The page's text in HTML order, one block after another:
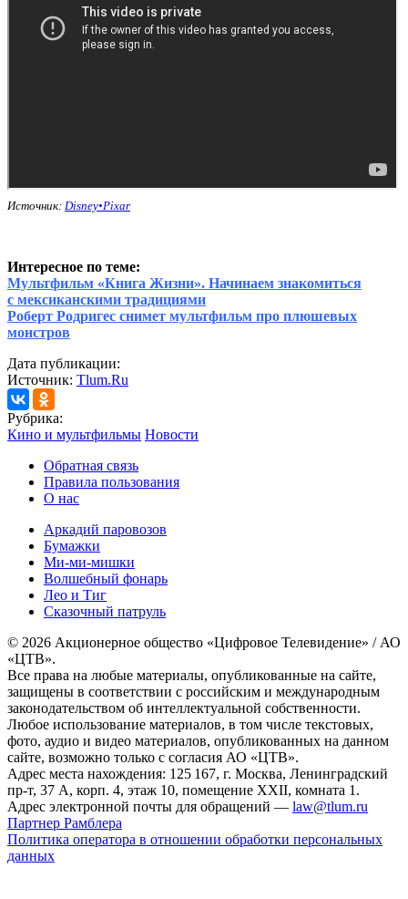
Источник: Disney•Pixar
Интересное по теме:
Мультфильм «Книга Жизни». Начинаем знакомиться
с мексиканскими традициями
Роберт Родригес снимет мультфильм про плюшевых
монстров
Дата публикации:
Источник: Tlum.Ru
Рубрика:
Кино и мультфильмы Новости
Обратная связь
Правила пользования
О нас
Аркадий паровозов
Бумажки
Ми-ми-мишки
Волшебный фонарь
Лео и Тиг
Сказочный патруль
© 2026 Акционерное общество «Цифровое Телевидение» / АО
«ЦТВ».
Все права на любые материалы, опубликованные на сайте,
защищены в соответствии с российским и международным
законодательством об интеллектуальной собственности.
Любое использование материалов, в том числе текстовых,
фото, аудио и видео материалов, опубликованных на данном
сайте, возможно только с согласия АО «ЦТВ».
Адрес места нахождения: 125 167, г. Москва, Ленинградский
пр-т, 37 А, корп. 4, этаж 10, помещение XXII, комната 1.
Адрес электронной почты для обращений — law@tlum.ru
Партнер Рамблера
Политика оператора в отношении обработки персональных
данных